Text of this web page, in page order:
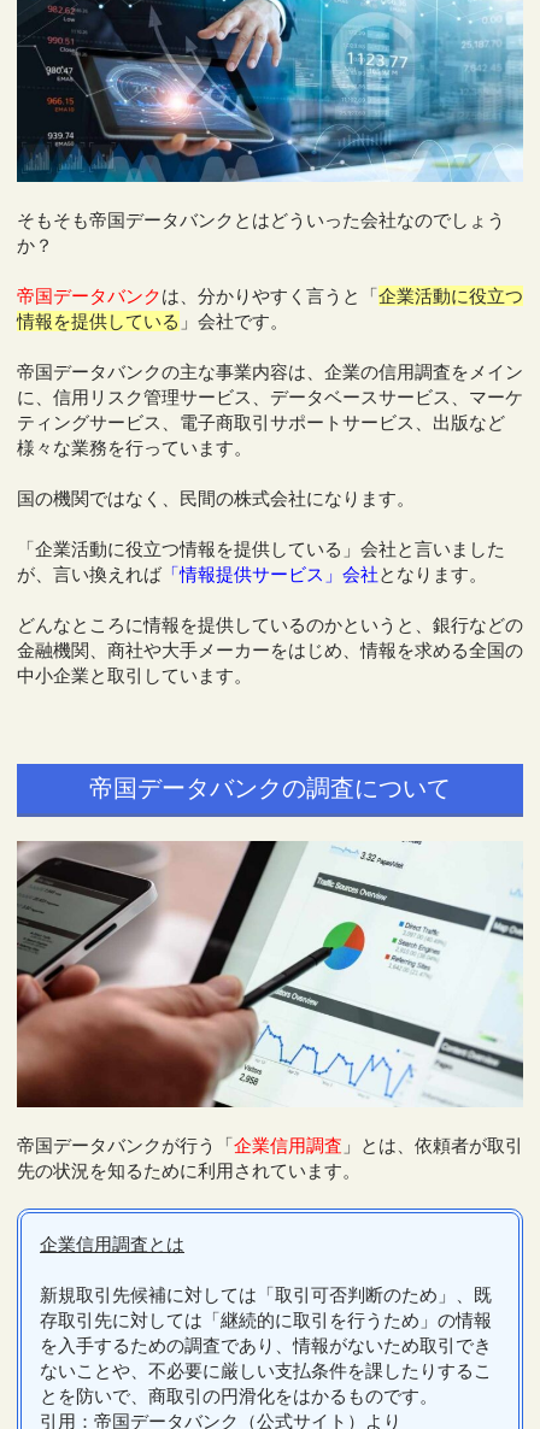
そもそも帝国データバンクとはどういった会社なのでしょう
か？
帝国データバンクは、分かりやすく言うと「企業活動に役立つ
情報を提供している 」会社です。
帝国データバンクの主な事業内容は、企業の信用調査をメイン
に、信用リスク管理サービス、データベースサービス、マーケ
ティングサービス、電子商取引サポートサービス、出版など
様々な業務を行っています。
国の機関ではなく、民間の株式会社になります。
「企業活動に役立つ情報を提供している」会社と言いました
が、言い換えれば「情報提供サービス」会社となります。
どんなところに情報を提供しているのかというと、銀行などの
金融機関、商社や大手メーカーをはじめ、情報を求める全国の
中小企業と取引しています。
帝国データバンクの調査について
帝国データバンクが行う「企業信用調査 」とは、依頼者が取引
先の状況を知るために利用されています。
企業信用調査とは
新規取引先候補に対しては「取引可否判断のため」、既
存取引先に対しては「継続的に取引を行うため」の情報
を入手するための調査であり、情報がないため取引でき
ないことや、不必要に厳しい支払条件を課したりするこ
とを防いで、商取引の円滑化をはかるものです。
引用：帝国データバンク（公式サイト）より